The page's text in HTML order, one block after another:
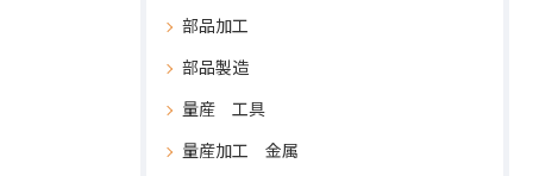
部品加工
部品製造
量産 工具
量産加工 金属